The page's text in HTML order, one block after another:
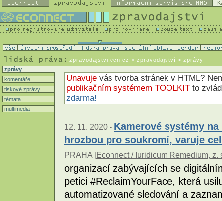
zpravodajstvi.ecn.cz > zpravodajství > zprávy
zprávy
komentáře
tiskové zprávy
témata
multimedia
Unavuje vás tvorba stránek v HTML?
publikačním systémem TOOLKIT to
zdarma!
12. 11. 2020 - Kamerové systémy
hrozbou pro soukromí, varuje
PRAHA [Econnect / Iuridicum Remedium, z.
organizací zabývajících se
petici #ReclaimYourFace, která
automatizované sledování a